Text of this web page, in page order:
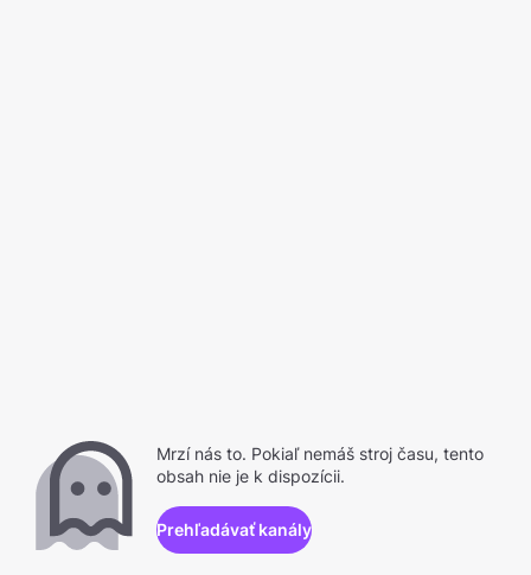
Mrzí nás to. Pokiaľ nemáš stroj času, tento
obsah nie je k dispozícii.
Prehľadávať kanály